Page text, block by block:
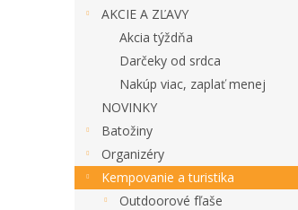
AKCIE A ZĽAVY
Akcia týždňa
Darčeky od srdca
Nakúp viac, zaplať menej
NOVINKY
Batožiny
Organizéry
Kempovanie a turistika
Outdoorové fľaše